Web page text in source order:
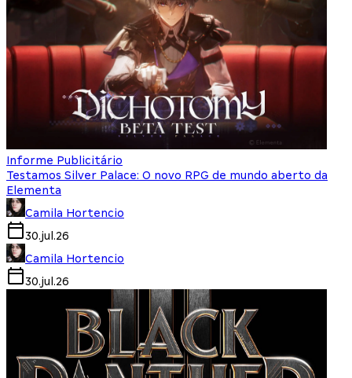
Informe Publicitário
Testamos Silver Palace: O novo RPG de mundo aberto da
Elementa
Camila Hortencio
30.jul.26
Camila Hortencio
30.jul.26